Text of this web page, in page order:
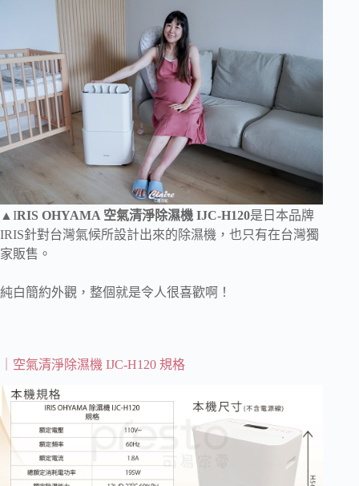
▲IRIS OHYAMA 空氣清淨除濕機 IJC-H120是日本品牌
IRIS針對台灣氣候所設計出來的除濕機，也只有在台灣獨
家販售。
純白簡約外觀，整個就是令人很喜歡啊！
｜空氣清淨除濕機 IJC-H120 規格